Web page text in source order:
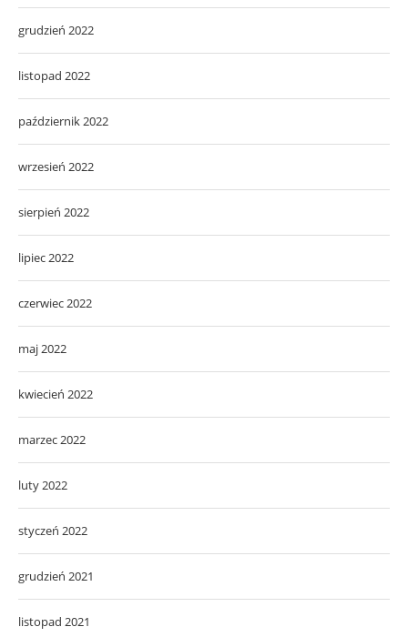
grudzień 2022
listopad 2022
październik 2022
wrzesień 2022
sierpień 2022
lipiec 2022
czerwiec 2022
maj 2022
kwiecień 2022
marzec 2022
luty 2022
styczeń 2022
grudzień 2021
listopad 2021